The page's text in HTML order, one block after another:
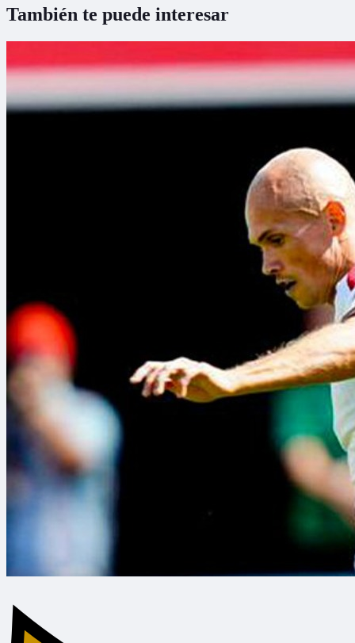
También te puede interesar